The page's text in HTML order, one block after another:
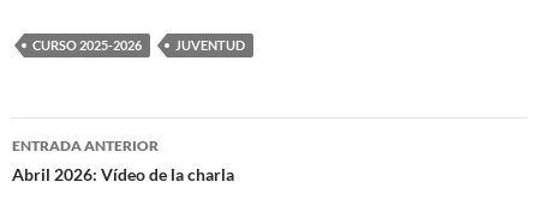
CURSO 2025-2026 JUVENTUD
Navegación
de
ENTRADA ANTERIOR
Abril 2026: Vídeo de la charla